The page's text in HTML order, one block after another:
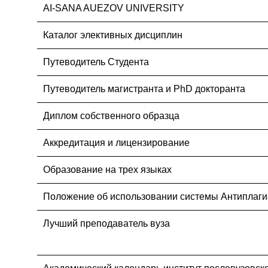
AI-SANA AUEZOV UNIVERSITY
Каталог элективных дисциплин
Путеводитель Студента
Путеводитель магистранта и PhD докторанта
Диплом собственного образца
Аккредитация и лицензирование
Образование на трех языках
Положение об использовании системы
Лучший преподаватель вуза